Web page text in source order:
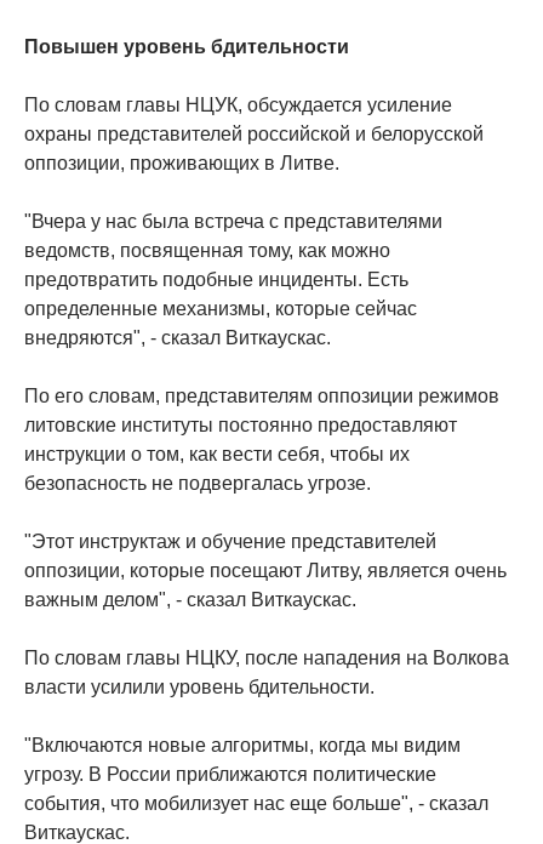
Повышен уровень бдительности
По словам главы НЦУК, обсуждается усиление
охраны представителей российской и белорусской
оппозиции, проживающих в Литве.
"Вчера у нас была встреча с представителями
ведомств, посвященная тому, как можно
предотвратить подобные инциденты. Есть
определенные механизмы, которые сейчас
внедряются", - сказал Виткаускас.
По его словам, представителям оппозиции режимов
литовские институты постоянно предоставляют
инструкции о том, как вести себя, чтобы их
безопасность не подвергалась угрозе.
"Этот инструктаж и обучение представителей
оппозиции, которые посещают Литву, является очень
важным делом", - сказал Виткаускас.
По словам главы НЦКУ, после нападения на Волкова
власти усилили уровень бдительности.
"Включаются новые алгоритмы, когда мы видим
угрозу. В России приближаются политические
события, что мобилизует нас еще больше", - сказал
Виткаускас.